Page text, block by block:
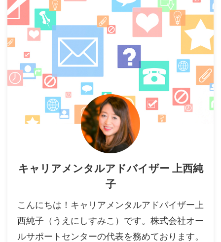
キャリアメンタルアドバイザー 上西純
子
こんにちは！キャリアメンタルアドバイザー上
西純子（うえにしすみこ）です。株式会社オー
ルサポートセンターの代表を務めております。